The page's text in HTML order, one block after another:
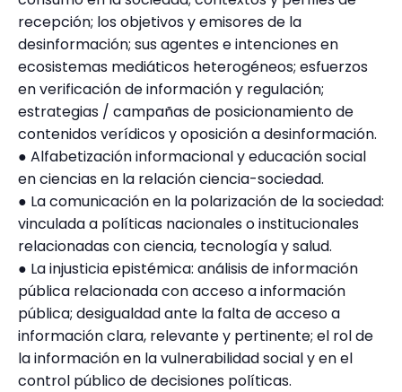
recepción; los objetivos y emisores de la
desinformación; sus agentes e intenciones en
ecosistemas mediáticos heterogéneos; esfuerzos
en verificación de información y regulación;
estrategias / campañas de posicionamiento de
contenidos verídicos y oposición a desinformación.
● Alfabetización informacional y educación social
en ciencias en la relación ciencia-sociedad.
● La comunicación en la polarización de la sociedad:
vinculada a políticas nacionales o institucionales
relacionadas con ciencia, tecnología y salud.
● La injusticia epistémica: análisis de información
pública relacionada con acceso a información
pública; desigualdad ante la falta de acceso a
información clara, relevante y pertinente; el rol de
la información en la vulnerabilidad social y en el
control público de decisiones políticas.